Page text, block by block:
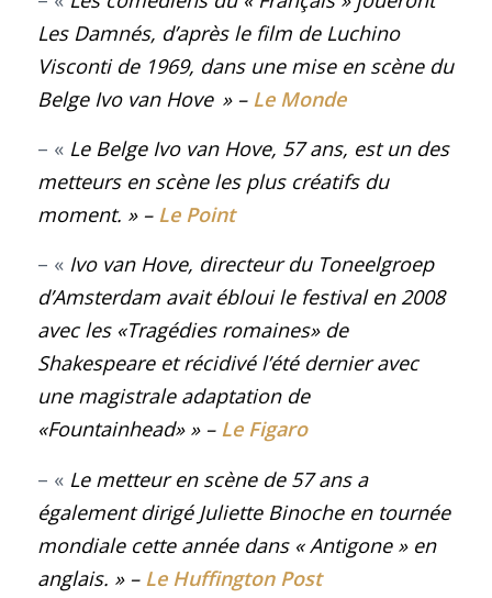
Les Damnés, d’après le film de Luchino
Visconti de 1969, dans une mise en scène du
Belge Ivo van Hove » – Le Monde
– « Le Belge Ivo van Hove, 57 ans, est un des
metteurs en scène les plus créatifs du
moment. » – Le Point
– « Ivo van Hove, directeur du Toneelgroep
d’Amsterdam avait ébloui le festival en 2008
avec les «Tragédies romaines» de
Shakespeare et récidivé l’été dernier avec
une magistrale adaptation de
«Fountainhead» » – Le Figaro
– « Le metteur en scène de 57 ans a
également dirigé Juliette Binoche en tournée
mondiale cette année dans « Antigone » en
anglais. » – Le Huffington Post